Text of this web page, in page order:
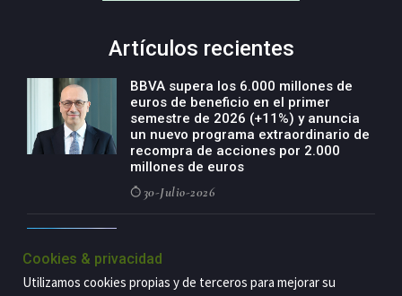
Artículos recientes
BBVA supera los 6.000 millones de
euros de beneficio en el primer
semestre de 2026 (+11%) y anuncia
un nuevo programa extraordinario de
recompra de acciones por 2.000
millones de euros
30-Julio-2026
negocio agro con un modelo global
de especialización presente en siete
países
Cookies & privacidad
Utilizamos cookies propias y de terceros para mejorar su